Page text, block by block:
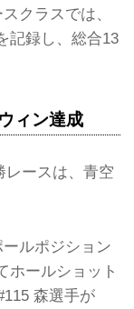
クラスでは、
記録し、総合13
ィン達成
レースは、青空
ルポジション
ホールショット
森選手が